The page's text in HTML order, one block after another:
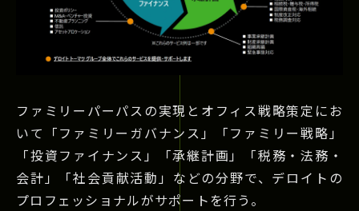
ファミリーパーパスの実現とオフィス戦略策定にお
いて「ファミリーガバナンス」「ファミリー戦略」
「投資ファイナンス」「承継計画」「税務・法務・
会計」「社会貢献活動」などの分野で、デロイトの
プロフェッショナルがサポートを行う。